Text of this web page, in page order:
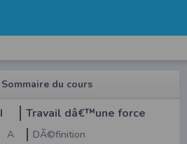
Sommaire du cours
I Travail dâ€™une force
A
DÃ©finition